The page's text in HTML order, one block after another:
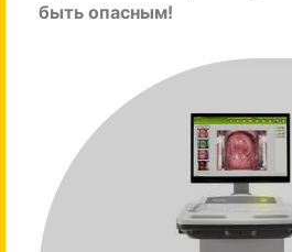
быть опасным!